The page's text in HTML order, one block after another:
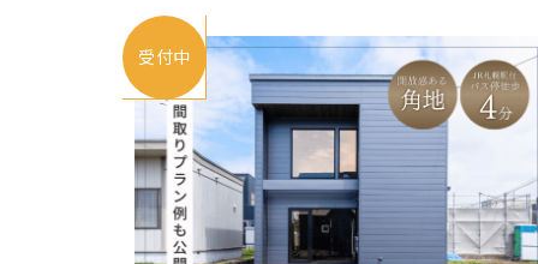
受付中